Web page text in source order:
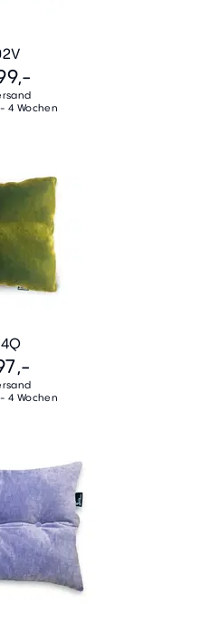
4 Wochen
4 Wochen